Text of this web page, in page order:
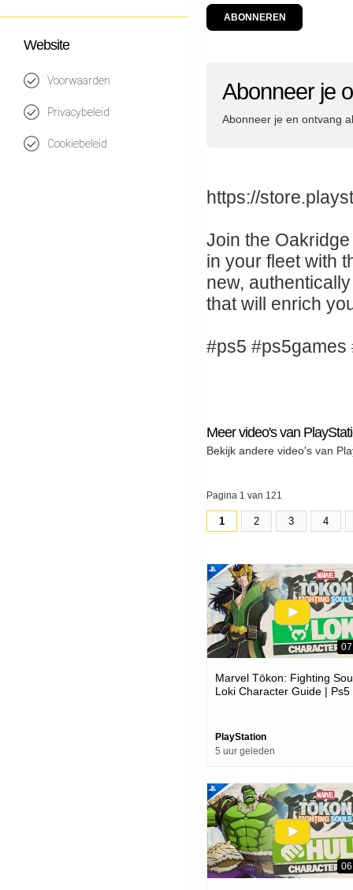
Website
Voorwaarden
Privacybeleid
Cookiebeleid
ABONNEREN
Abonneer je
Abonneer je en ontvang
https://
Join the
in your fleet with
new,
that will enrich
#ps5 #ps5games
Meer video's van
Bekijk andere video's van
Pagina 1 van 121
1 2 3 4
Marvel Tōkon: Fighting
Loki Character Guide | Ps5
PlayStation
5 uur geleden